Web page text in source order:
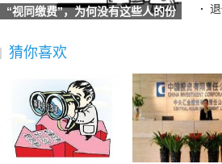
广东省社保局最新提醒
德生科技：公司研发完成了社会保障卡加
社保不够最低缴费年限怎么办？广东社保
社保并入税务,社保并入税务局缴纳是指什
社保规定医疗保险买什么,社保规定医疗保
原公司倒闭社保怎么办,原公司倒闭社保怎
“视同缴费”，为何没有这些人的份
猜你喜欢